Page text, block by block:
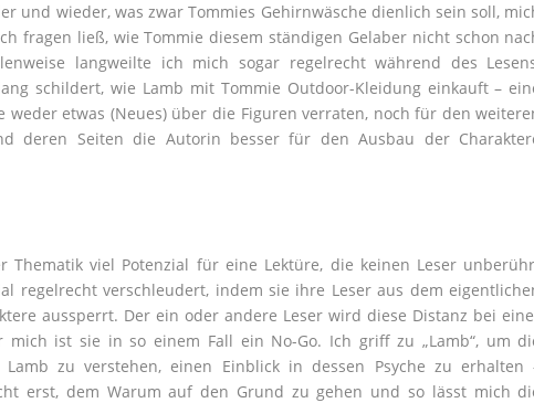
und wieder, was zwar Tommies Gehirnwäsche dienlich sein soll,
fragen ließ, wie Tommie diesem ständigen Gelaber nicht schon
langweilte ich mich sogar regelrecht während des
schildert, wie Lamb mit Tommie Outdoor-Kleidung einkauft –
weder etwas (Neues) über die Figuren verraten, noch für den
deren Seiten die Autorin besser für den Ausbau der
Thematik viel Potenzial für eine Lektüre, die keinen Leser
regelrecht verschleudert, indem sie ihre Leser aus dem
aussperrt. Der ein oder andere Leser wird diese Distanz bei
mich ist sie in so einem Fall ein No-Go. Ich griff zu „Lamb“, um
zu verstehen, einen Einblick in dessen Psyche zu erhalten
erst, dem Warum auf den Grund zu gehen und so lässt mich